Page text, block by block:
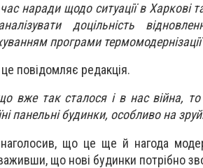
наради щодо ситуації в Харкові
доцільність
програми
повідомляє редакція.
вже так сталося і в нас війна,
панельні будинки, особливо на
що це ще й нагода
що нові будинки потрібно